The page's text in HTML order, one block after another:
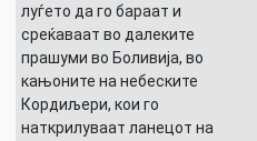
луѓето да го бараат и
среќаваат во далеките
прашуми во Боливија, во
кањоните на небеските
Кордиљери, кои го
наткрилуваат ланецот на